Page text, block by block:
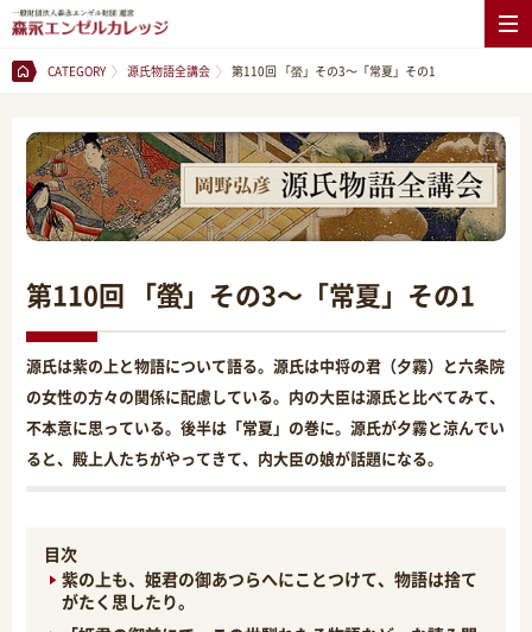
CATEGORY 源氏物語全講会 第110回 「螢」その3～「常夏」その1
第110回 「螢」その3～「常夏」その1
源氏は紫の上と物語について語る。源氏は中将の君（夕霧）と六条院
の女性の方々の関係に配慮している。内の大臣は源氏と比べてみて、
不本意に思っている。後半は「常夏」の巻に。源氏が夕霧と涼んでい
ると、殿上人たちがやってきて、内大臣の娘が話題になる。
目次
紫の上も、姫君の御あつらへにことつけて、物語は捨て
がたく思したり。